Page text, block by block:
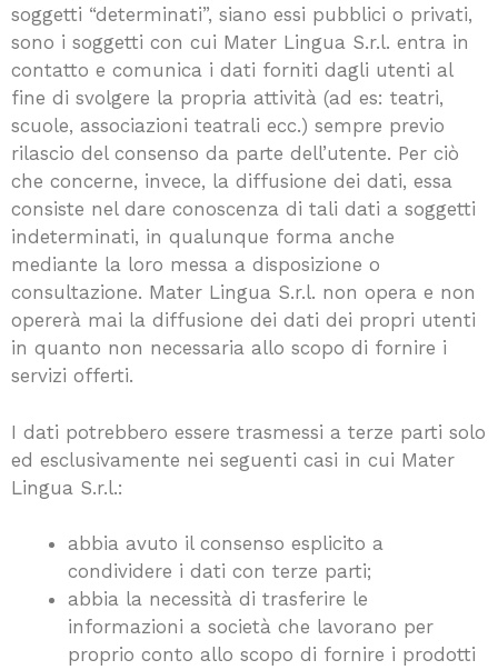
soggetti “determinati”, siano essi pubblici o privati,
sono i soggetti con cui Mater Lingua S.r.l. entra in
contatto e comunica i dati forniti dagli utenti al
fine di svolgere la propria attività (ad es: teatri,
scuole, associazioni teatrali ecc.) sempre previo
rilascio del consenso da parte dell’utente. Per ciò
che concerne, invece, la diffusione dei dati, essa
consiste nel dare conoscenza di tali dati a soggetti
indeterminati, in qualunque forma anche
mediante la loro messa a disposizione o
consultazione. Mater Lingua S.r.l. non opera e non
opererà mai la diffusione dei dati dei propri utenti
in quanto non necessaria allo scopo di fornire i
servizi offerti.
I dati potrebbero essere trasmessi a terze parti solo
ed esclusivamente nei seguenti casi in cui Mater
Lingua S.r.l.:
abbia avuto il consenso esplicito a
condividere i dati con terze parti;
abbia la necessità di trasferire le
informazioni a società che lavorano per
proprio conto allo scopo di fornire i prodotti